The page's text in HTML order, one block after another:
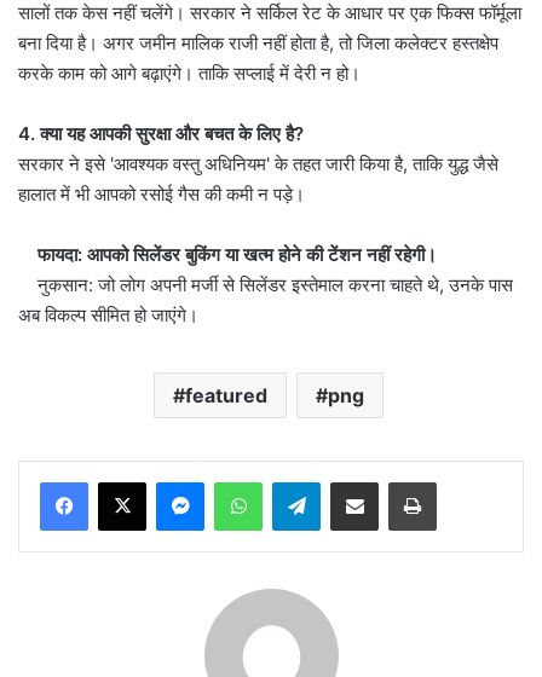
सालों तक केस नहीं चलेंगे। सरकार ने सर्किल रेट के आधार पर एक फिक्स फॉर्मूला
बना दिया है। अगर जमीन मालिक राजी नहीं होता है, तो जिला कलेक्टर हस्तक्षेप
करके काम को आगे बढ़ाएंगे। ताकि सप्लाई में देरी न हो।
4. क्या यह आपकी सुरक्षा और बचत के लिए है?
सरकार ने इसे 'आवश्यक वस्तु अधिनियम' के तहत जारी किया है, ताकि युद्ध जैसे
हालात में भी आपको रसोई गैस की कमी न पड़े।
फायदा: आपको सिलेंडर बुकिंग या खत्म होने की टेंशन नहीं रहेगी।
नुकसान: जो लोग अपनी मर्जी से सिलेंडर इस्तेमाल करना चाहते थे, उनके पास
अब विकल्प सीमित हो जाएंगे।
featured png
MessengerWhatsAppTelegramShare via Email Print